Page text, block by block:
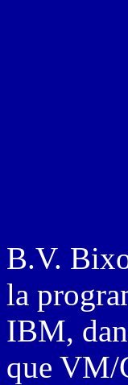
B.V.
la
IBM,
que VM/